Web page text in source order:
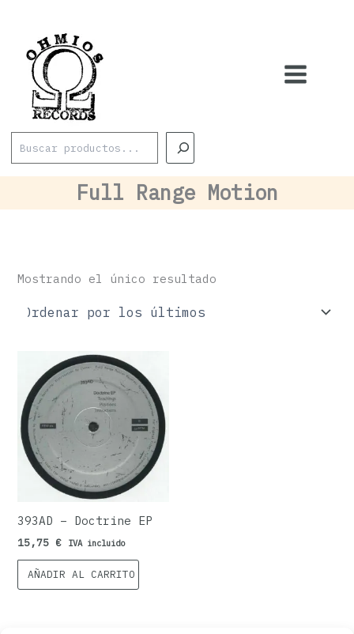
contenido
Full Range Motion
Mostrando el único resultado
393AD – Doctrine EP
15,75 € IVA incluido
AÑADIR AL CARRITO